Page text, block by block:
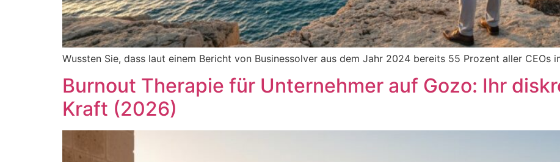
Wussten Sie, dass laut einem Bericht von Businessolver aus dem Jahr 2024 bereits 55 Prozent aller CEOs
Burnout Therapie für Unternehmer auf Gozo: Ihr
Kraft (2026)